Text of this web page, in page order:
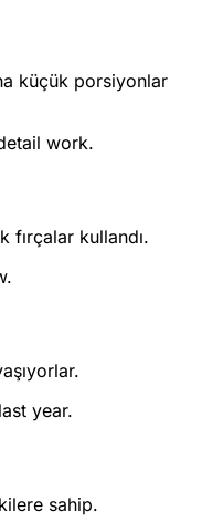
küçük porsiyonlar
work.
fırçalar kullandı.
year.
sahip.